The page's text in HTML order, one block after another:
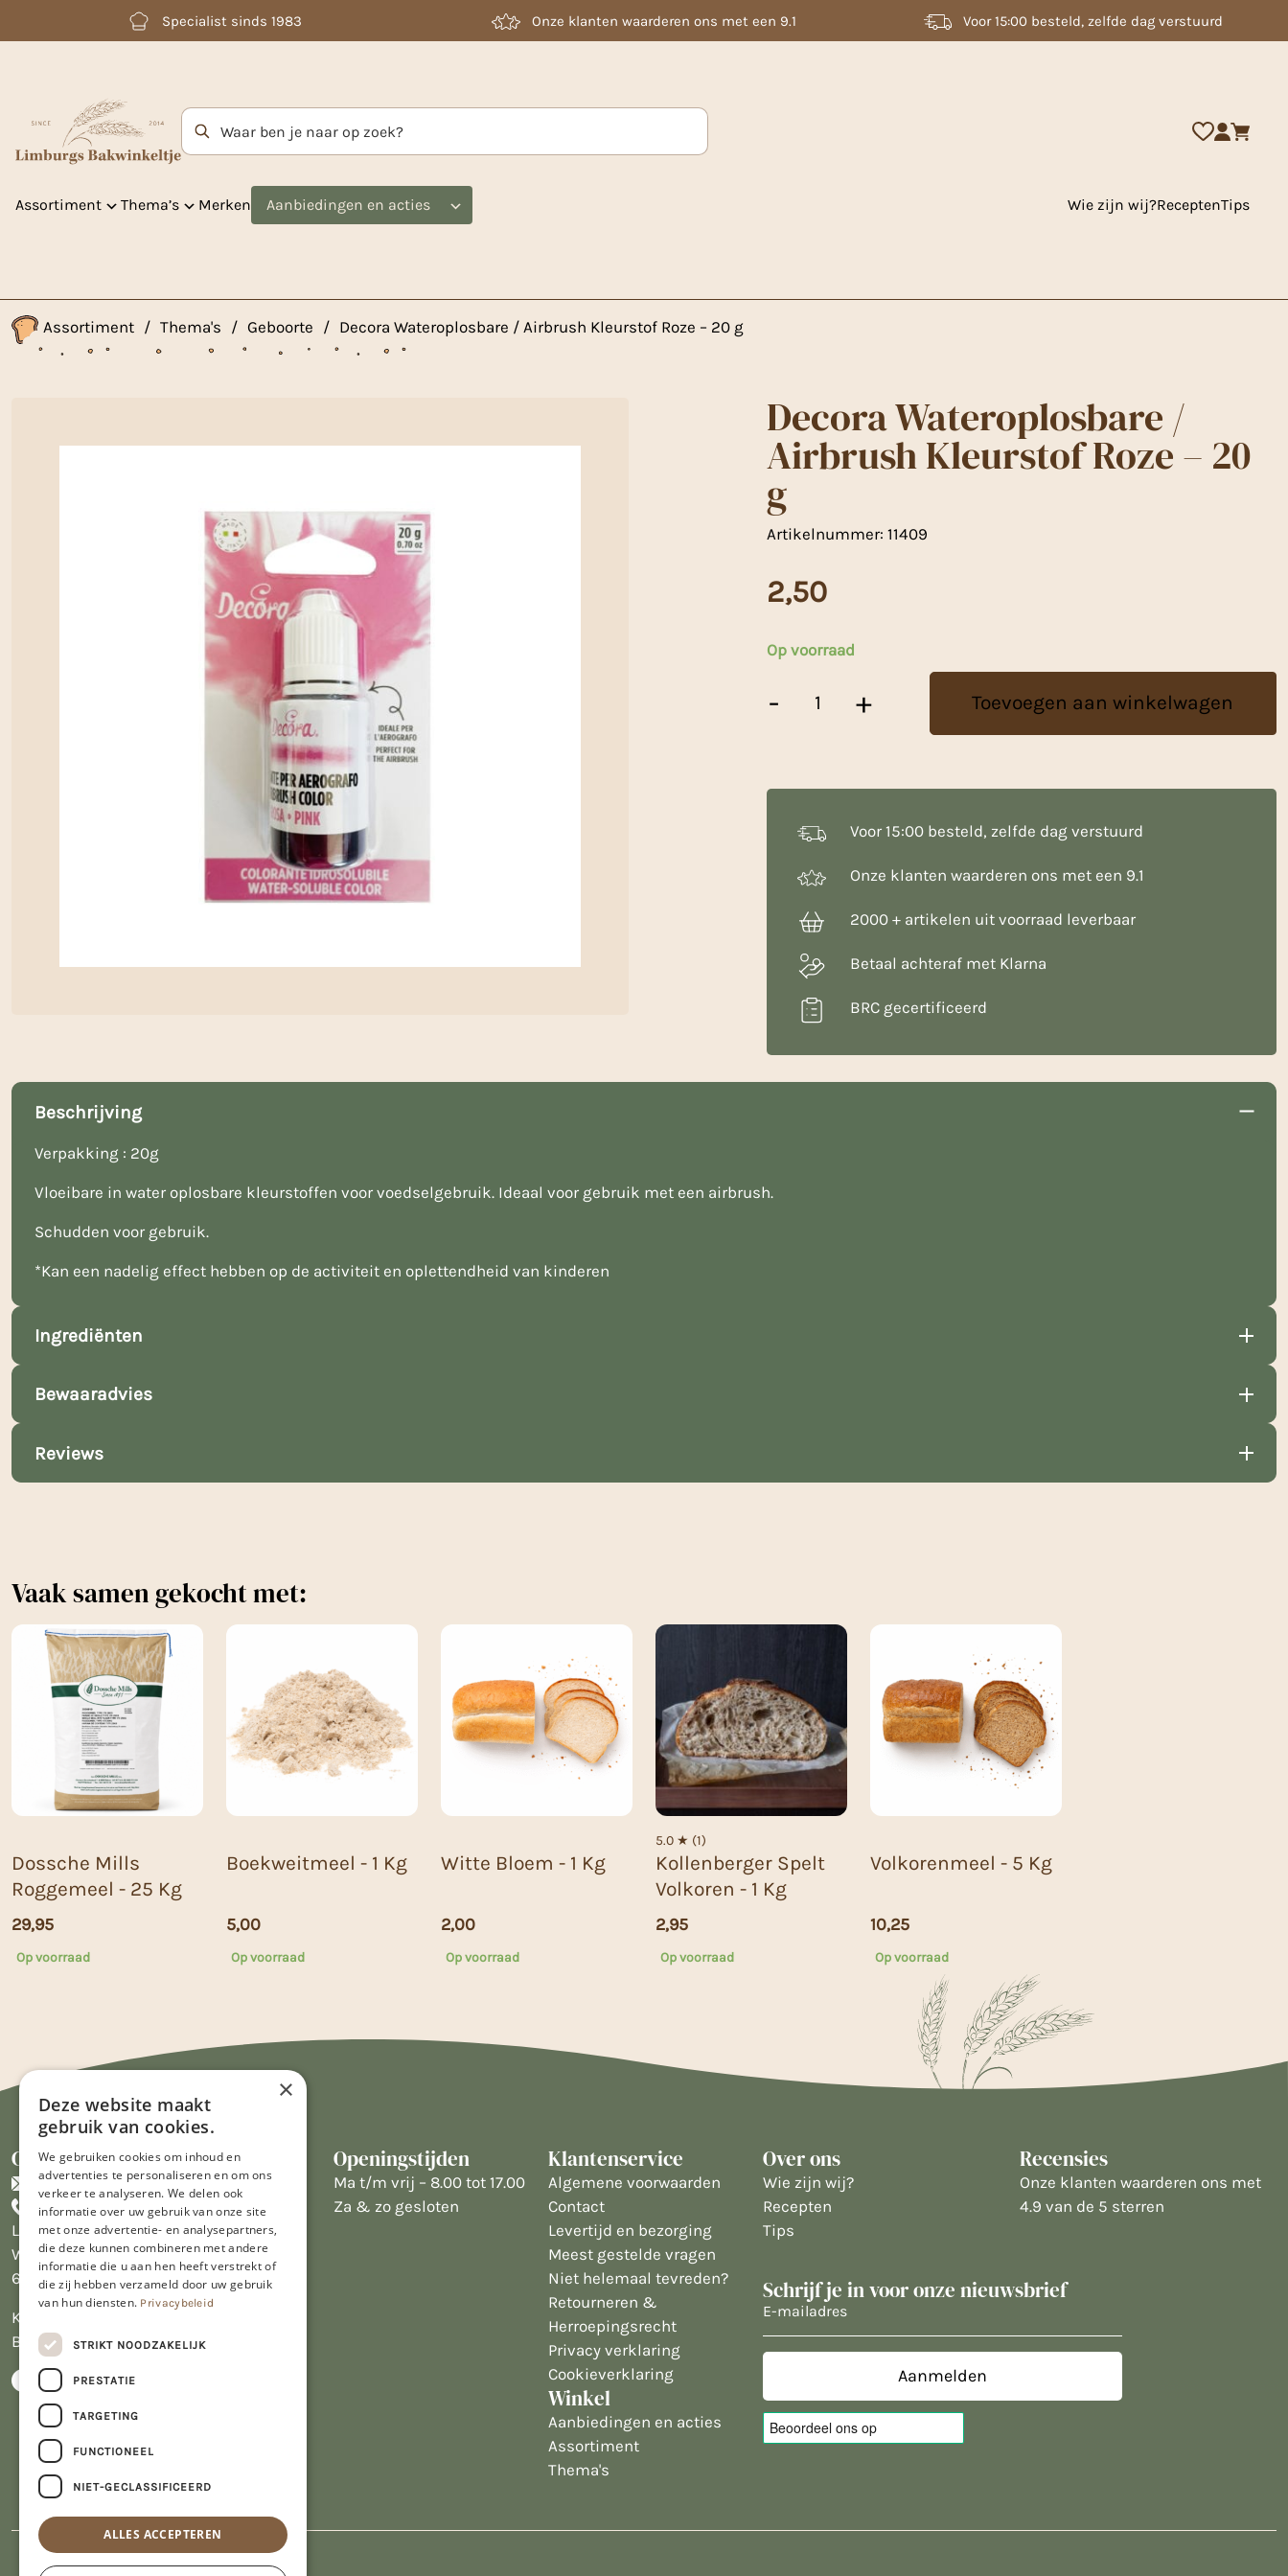
Betaal achteraf met Klarna Laag geprijsd 2000 + artikelen uit voorraad leverbaar
Zoekterm
Assortiment Thema’s Merken Aanbiedingen en acties Wie zijn wij?ReceptenTips
Assortiment / Thema's / Geboorte / Decora Wateroplosbare / Airbrush Kleurstof Roze – 20 g
Decora Wateroplosbare /
Airbrush Kleurstof Roze – 20
g
Artikelnummer: 11409
2,50
Op voorraad
-
Wateroplosbare+ Toevoegen aan winkelwagen
Voor 15:00 besteld, zelfde dag verstuurd
Onze klanten waarderen ons met een 9.1
2000 + artikelen uit voorraad leverbaar
Betaal achteraf met Klarna
BRC gecertificeerd
Beschrijving
Verpakking : 20g
Vloeibare in water oplosbare kleurstoffen voor voedselgebruik. Ideaal voor gebruik met een airbrush.
Schudden voor gebruik.
*Kan een nadelig effect hebben op de activiteit en oplettendheid van kinderen
Ingrediënten
Bewaaradvies
Reviews
Vaak samen gekocht met:
Dossche Mills
Roggemeel - 25 Kg
29,95
Op voorraad
Boekweitmeel - 1 Kg
5,00
Op voorraad
Witte Bloem - 1 Kg
2,00
Op voorraad
5.0 ★ (1)
Kollenberger Spelt
Volkoren - 1 Kg
2,95
Op voorraad
Volkorenmeel - 5 Kg
10,25
Op voorraad
Contact
info@limburgsbakwinkeltje.nl
+31455226693
Limburgs Bakwinkeltje
Wijngaardsweg 16
6412 PJ Heerlen
KVK 14069470
BTW NL809913914.B01
Openingstijden
Ma t/m vrij – 8.00 tot 17.00
Za & zo gesloten
Klantenservice
Algemene voorwaarden
Contact
Levertijd en bezorging
Meest gestelde vragen
Niet helemaal tevreden?
Retourneren &
Herroepingsrecht
Privacy verklaring
Cookieverklaring
Winkel
Aanbiedingen en acties
Assortiment
Thema's
Over ons
Wie zijn wij?
Recepten
Tips
Recensies
Onze klanten waarderen ons met
4.9 van de 5 sterren
Schrijf je in voor onze nieuwsbrief
E-
mailadres
×
Deze website maakt
gebruik van cookies.
We gebruiken cookies om inhoud en
advertenties te personaliseren en om ons
verkeer te analyseren. We delen ook
informatie over uw gebruik van onze site
met onze advertentie- en analysepartners,
die deze kunnen combineren met andere
informatie die u aan hen heeft verstrekt of
die zij hebben verzameld door uw gebruik
van hun diensten. Privacybeleid
STRIKT NOODZAKELIJK
PRESTATIE
TARGETING
FUNCTIONEEL
NIET-GECLASSIFICEERD
ALLES ACCEPTEREN